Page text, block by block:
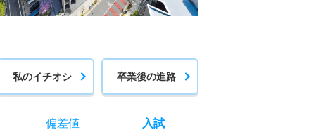
私のイチオシ 卒業後の進路
偏差値 入試